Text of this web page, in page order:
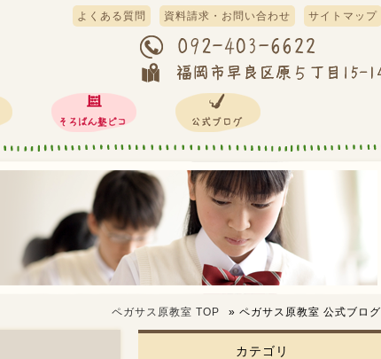
サイトマップ
資料請求・お問い合わせ
よくある質問
ペガサス原教室 TOP » ペガサス原教室 公式ブログ
カテゴリ